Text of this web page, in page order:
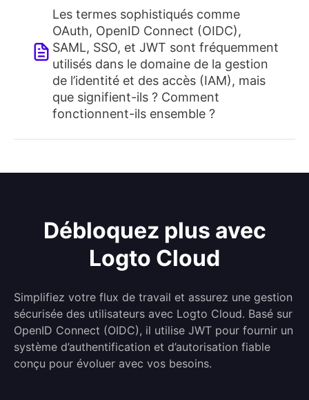
Les termes sophistiqués comme
OAuth, OpenID Connect (OIDC),
SAML, SSO, et JWT sont fréquemment
utilisés dans le domaine de la gestion
de l’identité et des accès (IAM), mais
que signifient-ils ? Comment
fonctionnent-ils ensemble ?
Débloquez plus avec
Logto Cloud
Simplifiez votre flux de travail et assurez une gestion
sécurisée des utilisateurs avec Logto Cloud. Basé sur
OpenID Connect (OIDC), il utilise JWT pour fournir un
système d’authentification et d’autorisation fiable
conçu pour évoluer avec vos besoins.